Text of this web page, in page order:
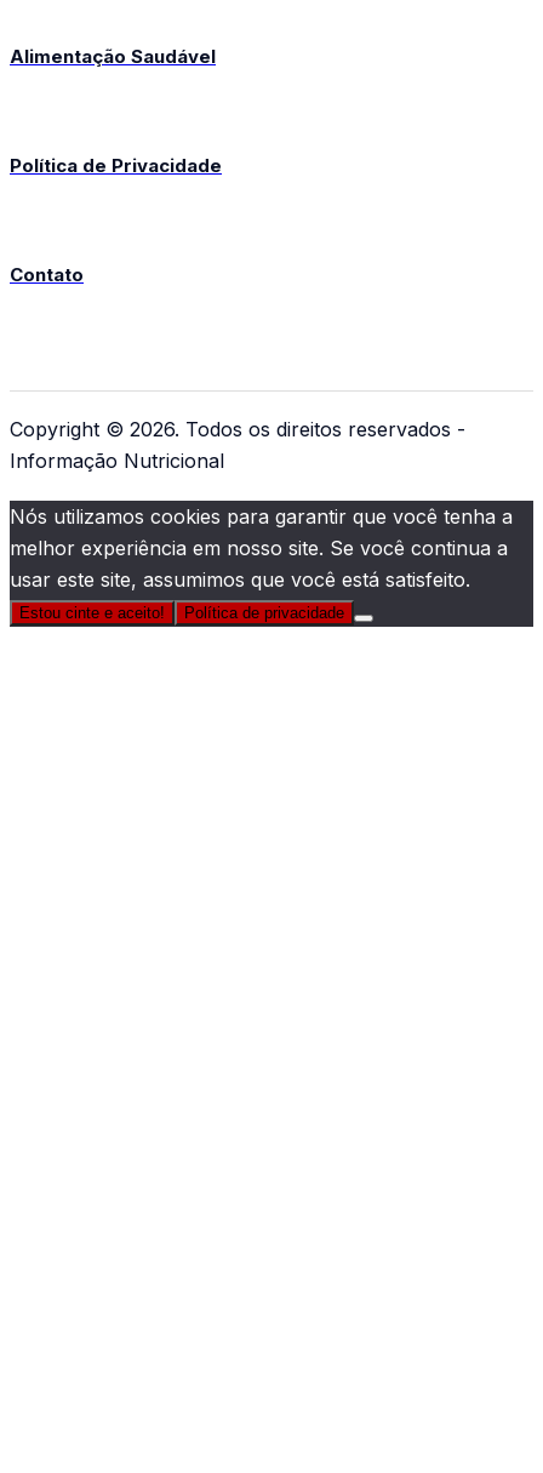
Alimentação Saudável
Política de Privacidade
Contato
Copyright © 2026. Todos os direitos reservados -
Informação Nutricional
Nós utilizamos cookies para garantir que você tenha a
melhor experiência em nosso site. Se você continua a
usar este site, assumimos que você está satisfeito.
Estou cinte e aceito! Política de privacidade